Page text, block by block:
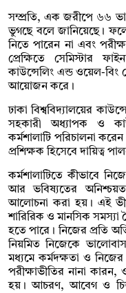
সম্প্রতি, এক জরীপে ৬৬ ভাগ
ভুগছে বলে জানিয়েছে। ফলে
নিতে পারেন না এবং
প্রেক্ষিতে সেমিস্টার
কাউন্সেলিং এন্ড ওয়েল-বিং
আয়োজন করে।
ঢাকা বিশ্ববিদ্যালয়ের
সহকারী অধ্যাপক ও
কর্মশালাটি পরিচালনা
প্রশিক্ষক হিসেবে দায়িত্ব
কর্মশালাটিতে কীভাবে
আর ভবিষ্যতের
আলোচনা করা হয়। এই
শারিরিক ও মানসিক সমস্যা
হতে পারে। নিজের প্রতি
নিয়মিত নিজেকে
মধ্যমে কর্মদক্ষতা ও নিজের
পরীক্ষাভীতির নানা কারন,
হয়। আচরণ, আবেগ ও